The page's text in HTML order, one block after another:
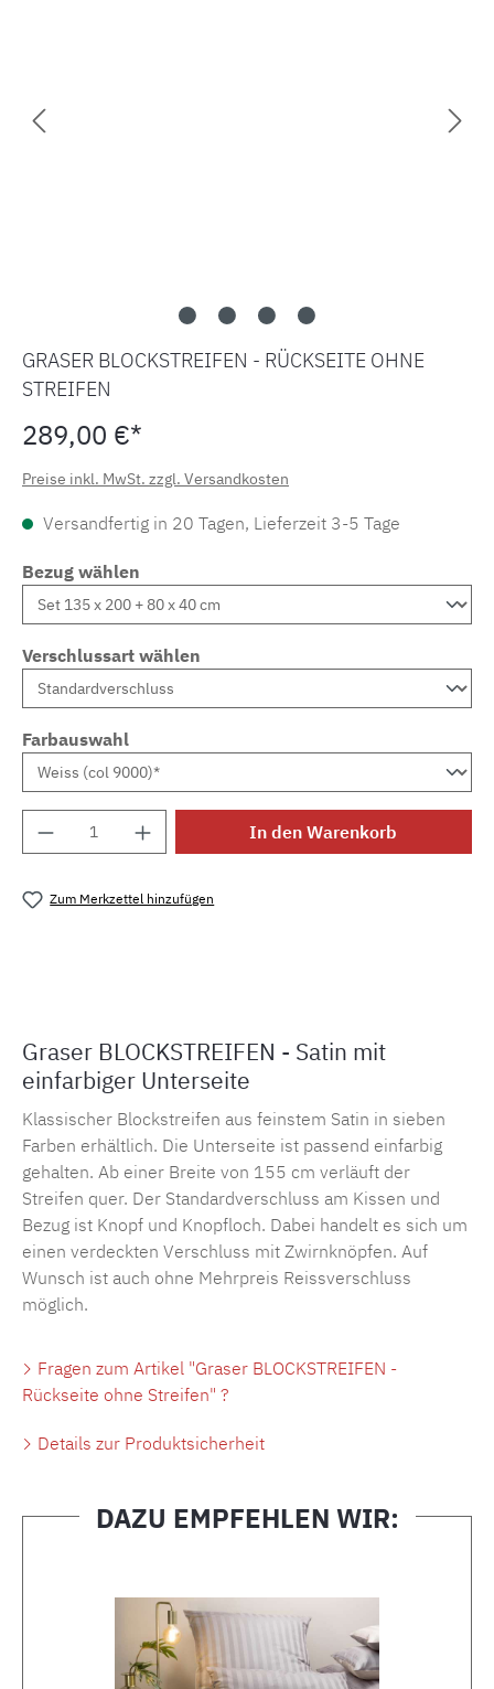
GRASER BLOCKSTREIFEN - RÜCKSEITE OHNE
STREIFEN
289,00 €*
Preise inkl. MwSt. zzgl. Versandkosten
Versandfertig in 20 Tagen, Lieferzeit 3-5 Tage
Bezug wählen
Verschlussart wählen
Farbauswahl
Produkt Anzahl: Gib den gewünschten
In den Warenkorb
Zum Merkzettel hinzufügen
Graser BLOCKSTREIFEN - Satin mit
einfarbiger Unterseite
Klassischer Blockstreifen aus feinstem Satin in sieben
Farben erhältlich. Die Unterseite ist passend einfarbig
gehalten. Ab einer Breite von 155 cm verläuft der
Streifen quer. Der Standardverschluss am Kissen und
Bezug ist Knopf und Knopfloch. Dabei handelt es sich um
einen verdeckten Verschluss mit Zwirnknöpfen. Auf
Wunsch ist auch ohne Mehrpreis Reissverschluss
möglich.
Fragen zum Artikel "Graser BLOCKSTREIFEN -
Rückseite ohne Streifen" ?
Details zur Produktsicherheit
DAZU EMPFEHLEN WIR: